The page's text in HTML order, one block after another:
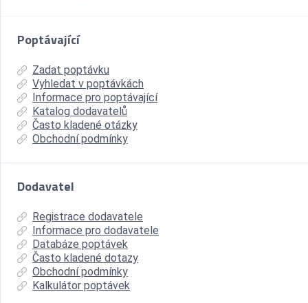
Poptávající
Zadat poptávku
Vyhledat v poptávkách
Informace pro poptávající
Katalog dodavatelů
Často kladené otázky
Obchodní podmínky
Dodavatel
Registrace dodavatele
Informace pro dodavatele
Databáze poptávek
Často kladené dotazy
Obchodní podmínky
Kalkulátor poptávek